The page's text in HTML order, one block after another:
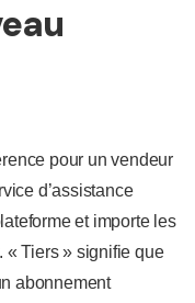
pour un vendeur
d’assistance
et importe les
« Tiers » signifie que
abonnement